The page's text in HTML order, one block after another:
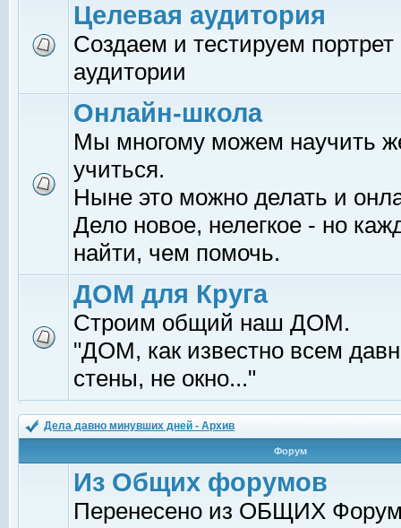
Целевая аудитория
Создаем и тестируем
аудитории
Онлайн-школа
Мы многому можем научить
учиться.
Ныне это можно делать и
Дело новое, нелегкое - но
найти, чем помочь.
ДОМ для Круга
Строим общий наш ДОМ.
"ДОМ, как известно всем
стены, не окно..."
Дела давно минувших дней - Архив
Форум
Из Общих форумов
Перенесено из ОБЩИХ